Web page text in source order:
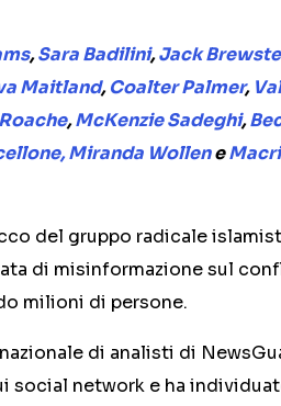
,Sara Badilini,Jack
Maitland,Coalter Palmer,
,McKenzie Sadeghi,
Miranda Wollene
del gruppo radicale
di misinformazione sul
milioni di persone.
di analisti di
social network e ha